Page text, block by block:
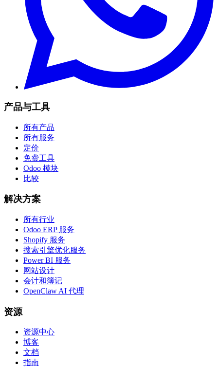
产品与工具
所有产品
所有服务
定价
免费工具
Odoo 模块
比较
解决方案
所有行业
Odoo ERP 服务
Shopify 服务
搜索引擎优化服务
Power BI 服务
网站设计
会计和簿记
OpenClaw AI 代理
资源
资源中心
博客
文档
指南